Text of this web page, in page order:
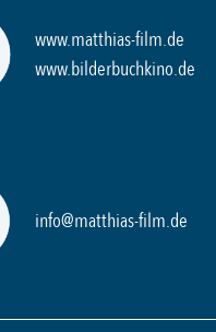
www.matthias-film.de
www.bilderbuchkino.de
info@matthias-film.de